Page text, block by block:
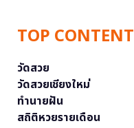
TOP CONTENT
วัดสวย
วัดสวยเชียงใหม่
ทำนายฝัน
สถิติหวยรายเดือน